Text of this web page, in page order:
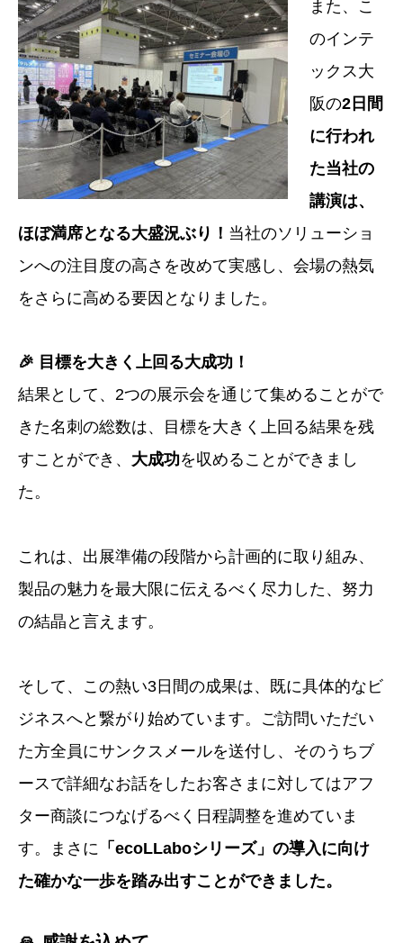
また、こ
のインテ
ックス大
阪の2日間
に行われ
た当社の
講演は、
ほぼ満席となる大盛況ぶり！ 当社のソリューショ
ンへの注目度の高さを改めて実感し、会場の熱気
をさらに高める要因となりました。
🎉 目標を大きく上回る大成功！
結果として、2つの展示会を通じて集めることがで
きた名刺の総数は、
目標を大きく上回る結果を残
すことができ、 大成功を収めることができまし
た。
これは、出展準備の段階から計画的に取り組み、
製品の魅力を最大限に伝えるべく尽力した、努力
の結晶と言えます。
そして、この熱い3日間の成果は、既に具体的なビ
ジネスへと繋がり始めています。ご訪問いただい
た方全員にサンクスメールを送付し、そのうちブ
ースで詳細なお話をしたお客さま に対してはアフ
ター商談につなげるべく日程調整を進めていま
す。まさに 「ecoLLaboシリーズ」の導入に向け
た確かな一歩を踏み出すことができました。